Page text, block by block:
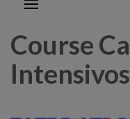
Course
Intensivos